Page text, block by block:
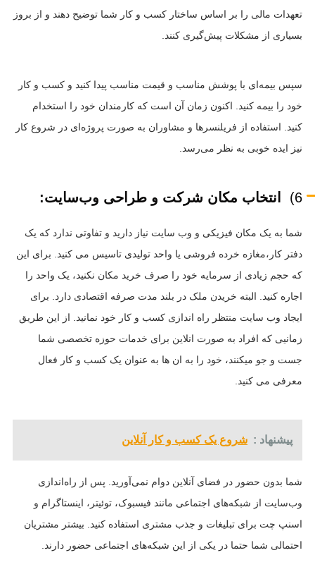
تعهدات مالی را بر اساس ساختار کسب و کار شما توضیح دهند و از بروز
بسیاری از مشکلات پیش‌گیری کنند.
سپس بیمه‌ای با پوشش مناسب و قیمت مناسب پیدا کنید و کسب و کار
خود را بیمه کنید. اکنون زمان آن است که کارمندان خود را استخدام
کنید. استفاده از فریلنسرها و مشاوران به صورت پروژه‌ای در شروع کار
نیز ایده خوبی به نظر می‌رسد.
6) انتخاب مکان شرکت و طراحی وب‌سایت:
شما به یک مکان فیزیکی و وب سایت نیاز دارید و تفاوتی ندارد که یک
دفتر کار،مغازه خرده فروشی یا واحد تولیدی تاسیس می کنید. برای این
که حجم زیادی از سرمایه خود را صرف خرید مکان نکنید، یک واحد را
اجاره کنید. البته خریدن ملک در بلند مدت صرفه اقتصادی دارد. برای
ایجاد وب سایت منتظر راه اندازی کسب و کار خود نمانید. از این طریق
زمانیی که افراد به صورت انلاین برای خدمات حوزه تخصصی شما
جست و جو میکنند، خود را به ان ها به عنوان یک کسب و کار فعال
معرفی می کنید.
پیشنهاد : شروع یک کسب و کار آنلاین
شما بدون حضور در فضای آنلاین دوام نمی‌آورید. پس از راه‌اندازی
وب‌سایت از شبکه‌های اجتماعی مانند فیسبوک، توئیتر، اینستاگرام و
اسنپ چت برای تبلیغات و جذب مشتری استفاده کنید. بیشتر مشتریان
احتمالی شما حتما در یکی از این شبکه‌های اجتماعی حضور دارند.